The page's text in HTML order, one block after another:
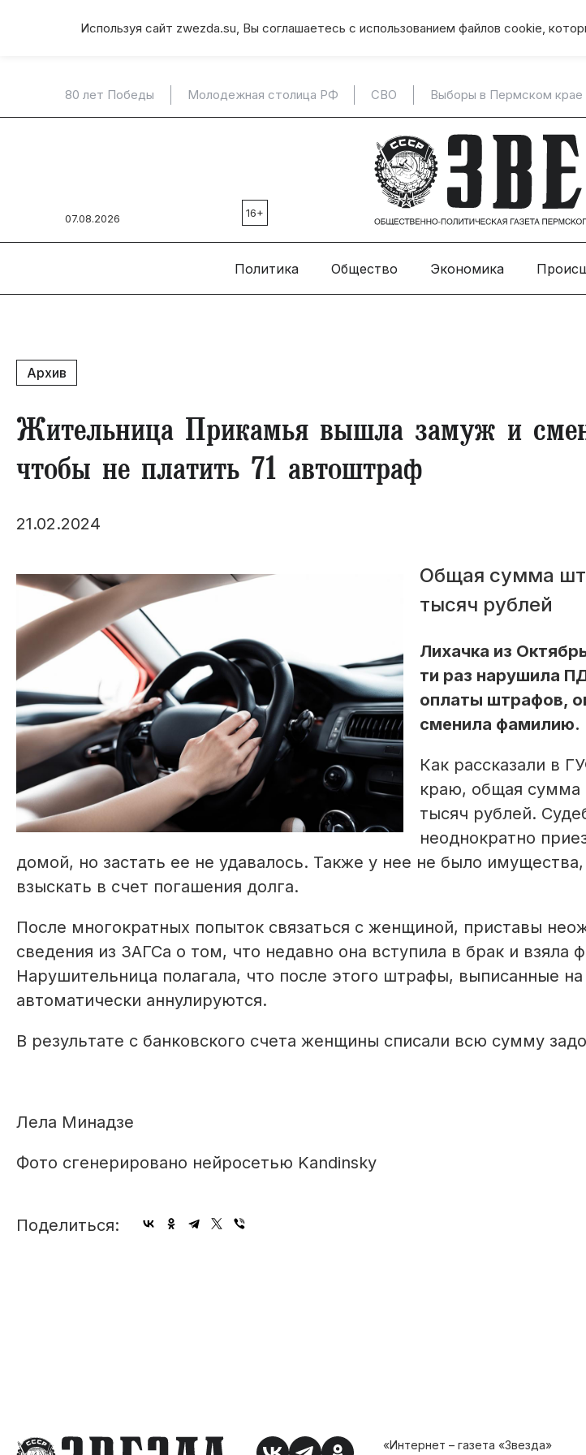
Используя сайт zwezda.su, Вы соглашаетесь с использованием файлов cookie,
80 лет Победы Молодежная столица РФ СВО Выборы в Пермском крае
07.08.2026 16+
Политика Общество Экономика
Архив
Жительница Прикамья вышла замуж и
чтобы не платить 71 автоштраф
21.02.2024
Общая сумма
тысяч рублей
Лихачка из
ти раз нарушила
оплаты штрафов,
сменила фамилию.
Как рассказали в
краю, общая сумма
тысяч рублей.
неоднократно
домой, но застать ее не удавалось. Также у нее не было
взыскать в счет погашения долга.
После многократных попыток связаться с женщиной, приставы
сведения из ЗАГСа о том, что недавно она вступила в брак и взяла
Нарушительница полагала, что после этого штрафы, выписанные
автоматически аннулируются.
В результате с банковского счета женщины списали всю сумму
Лела Минадзе
Фото сгенерировано нейросетью Kandinsky
Поделиться:
«Интернет – газета «Звезда»